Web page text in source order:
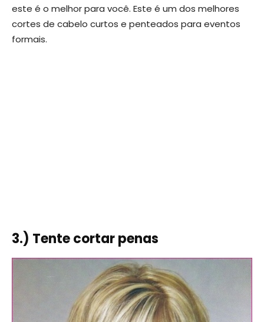
este é o melhor para você. Este é um dos melhores
cortes de cabelo curtos e penteados para eventos
formais.
3.) Tente cortar penas